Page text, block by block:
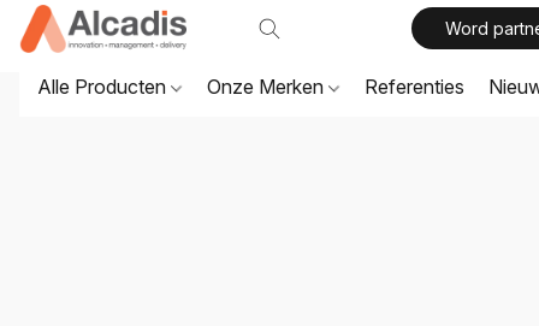
Word
Alle Producten Onze Merken Referenties